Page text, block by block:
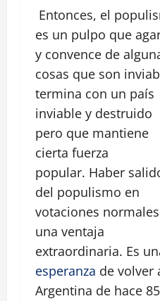
Entonces, el
es un pulpo que
y convence de
cosas que son
termina con un país
inviable y destruido
pero que mantiene
cierta fuerza
popular. Haber
del populismo en
votaciones
una ventaja
extraordinaria. Es
esperanza de volver
Argentina de hace 85